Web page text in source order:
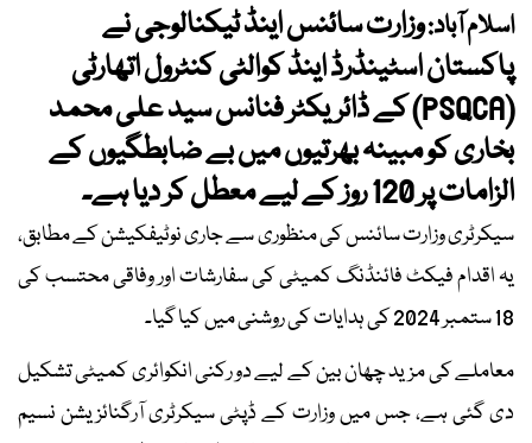
اسلام آباد:وزارت سائنس اینڈ ٹیکنالوجی نے
پاکستان اسٹینڈرڈ اینڈ کوالٹی کنٹرول اتھارٹی
(PSQCA) کے ڈائریکٹر فنانس سید علی محمد
بخاری کو مبینہ بھرتیوں میں بے ضابطگیوں کے
الزامات پر 120 روز کے لیے معطل کر دیا ہے۔
سیکرٹری وزارت سائنس کی منظوری سے جاری نوٹیفکیشن کے مطابق،
یہ اقدام فیکٹ فائنڈنگ کمیٹی کی سفارشات اور وفاقی محتسب کی
18 ستمبر 2024 کی ہدایات کی روشنی میں کیا گیا۔
معاملے کی مزید چھان بین کے لیے دو رکنی انکوائری کمیٹی تشکیل
دی گئی ہے، جس میں وزارت کے ڈپٹی سیکرٹری آرگنائزیشن نسیم